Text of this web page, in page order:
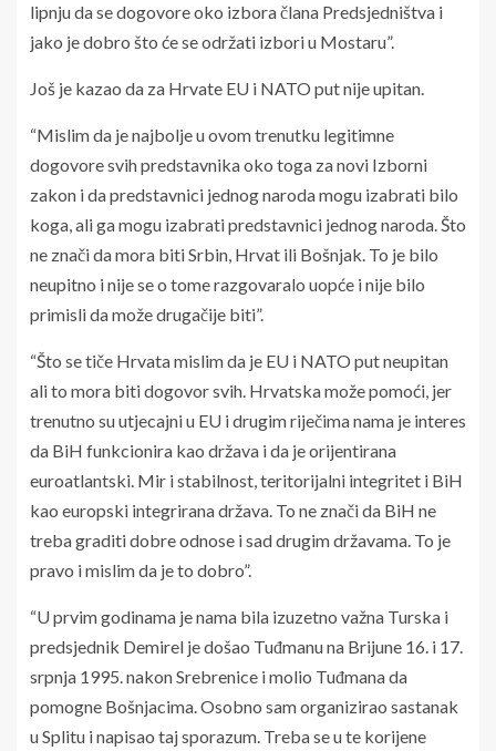
lipnju da se dogovore oko izbora člana Predsjedništva i
jako je dobro što će se održati izbori u Mostaru”.
Još je kazao da za Hrvate EU i NATO put nije upitan.
“Mislim da je najbolje u ovom trenutku legitimne
dogovore svih predstavnika oko toga za novi Izborni
zakon i da predstavnici jednog naroda mogu izabrati bilo
koga, ali ga mogu izabrati predstavnici jednog naroda. Što
ne znači da mora biti Srbin, Hrvat ili Bošnjak. To je bilo
neupitno i nije se o tome razgovaralo uopće i nije bilo
primisli da može drugačije biti”.
“Što se tiče Hrvata mislim da je EU i NATO put neupitan
ali to mora biti dogovor svih. Hrvatska može pomoći, jer
trenutno su utjecajni u EU i drugim riječima nama je interes
da BiH funkcionira kao država i da je orijentirana
euroatlantski. Mir i stabilnost, teritorijalni integritet i BiH
kao europski integrirana država. To ne znači da BiH ne
treba graditi dobre odnose i sad drugim državama. To je
pravo i mislim da je to dobro”.
“U prvim godinama je nama bila izuzetno važna Turska i
predsjednik Demirel je došao Tuđmanu na Brijune 16. i 17.
srpnja 1995. nakon Srebrenice i molio Tuđmana da
pomogne Bošnjacima. Osobno sam organizirao sastanak
u Splitu i napisao taj sporazum. Treba se u te korijene